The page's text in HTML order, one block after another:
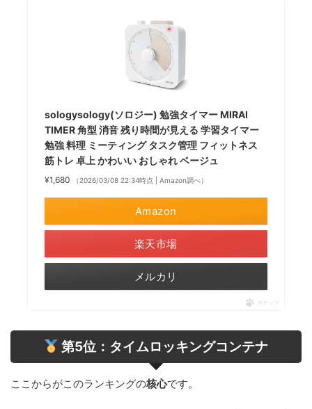
sologysology(ソロジー) 勉強タイマー MIRAI
TIMER 角型 消音 残り時間が見える 学習タイマー
勉強 料理 ミーティング タスク管理 フィットネス
筋トレ 卓上 かわいい おしゃれ ベージュ
¥1,680 （2026/03/08 22:34時点 | Amazon調べ）
Amazon
楽天市場
メルカリ
ポチップ
第5位：タイムロッキングコンテナ
ここからがこのランキングの核心です。